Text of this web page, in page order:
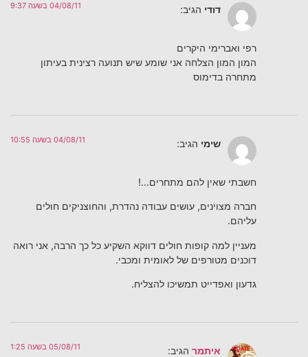
דודי הגיב: 04/08/11 בשעה 9:37
רפי ואברימי היקרים
המון המון הצלחה אני שומע שיש תנועה רצינית בעיתון
מתחרה בדימוס
שימי הגיב: 04/08/11 בשעה 10:55
חשבתי שאין להם מתחרים…!
חברה מצוינים, עושים עבודה נהדרת, והחוצניקים חולים
עליהם.
מעניין למה קופות חולים דווקא השקיע כל כך הרבה, אני רואה
דוכנים מטורפים של לאומית ומכבי.
גדעון ואפדייט תמשיכו להצליח.
איתמר הגיב: 05/08/11 בשעה 1:25